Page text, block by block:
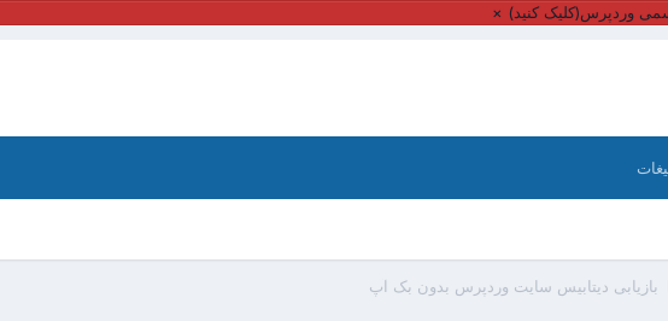
وردپرس(کلیک کنید) ×
بازیابی دیتابیس سایت وردپرس بدون بک آپ